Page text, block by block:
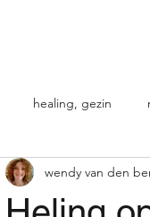
healing, gezin
wendy van den